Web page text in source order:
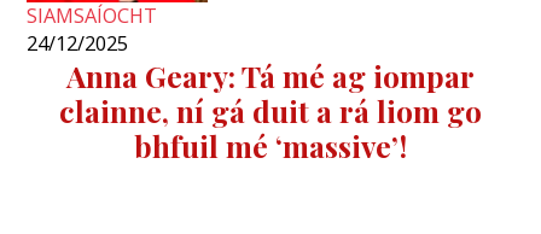
SIAMSAÍOCHT
24/12/2025
Anna Geary: Tá mé ag iompar
clainne, ní gá duit a rá liom go
bhfuil mé ‘massive’!